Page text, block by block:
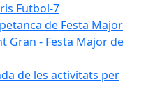
Futbol-7
de Festa Major
Gran - Festa Major de
de les activitats per